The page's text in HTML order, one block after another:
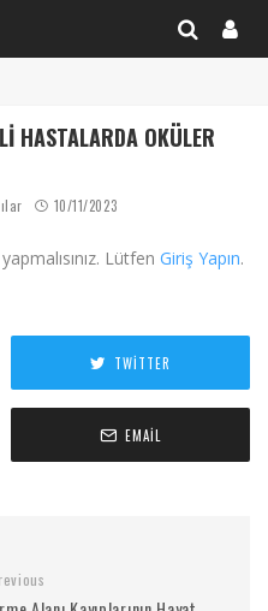
HASTALARDA OKÜLER
10/11/2023
Lütfen Giriş Yapın.
TWITTER
EMAIL